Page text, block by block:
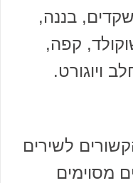
בננה,
קפה,
ויוגורט.
לשירים
מסוימים